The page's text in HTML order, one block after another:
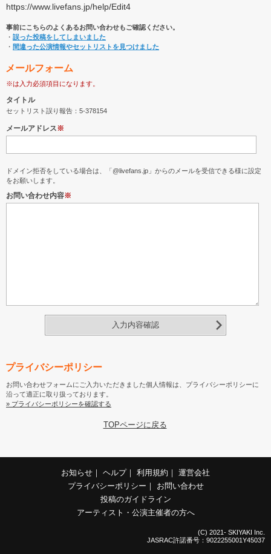
https://www.livefans.jp/help/Edit4
事前にこちらのよくあるお問い合わせもご確認ください。
・ 誤った投稿をしてしまいました
・ 間違った公演情報やセットリストを見つけました
メールフォーム
※は入力必須項目になります。
タイトル
セットリスト誤り報告：5-378154
メールアドレス※
ドメイン拒否をしている場合は、「@livefans.jp」からのメールを受信できる様に設定
をお願いします。
お問い合わせ内容※
入力内容確認
プライバシーポリシー
お問い合わせフォームにご入力いただきました個人情報は、プライバシーポリシーに
沿って適正に取り扱っております。
» プライバシーポリシーを確認する
TOPページに戻る
お知らせ ヘルプ 利用規約
運営会社
プライバシーポリシー
お問い合わせ
投稿のガイドライン
アーティスト・公演主催者の方へ
(C) 2021- SKIYAKI Inc.
JASRAC許諾番号：9022255001Y45037